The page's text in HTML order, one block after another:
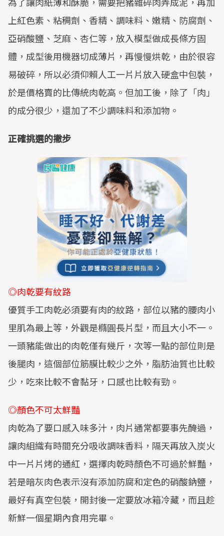
上紅色素、粘稠劑、香精、調味料、嫩精、防腐劑、
亞硝酸鹽、芝麻、杏仁等，放入模型做成長條方固
體，成型後用機器切成薄片，再慢慢烘乾，由於很容
易破碎，所以必須仰賴人工一片片放入硬盒中包裝，
於是價格賣的比傳統肉乾高。但加工後，除了「肉」
的成分很少，還加了不少調味料和添加物。
正確挑選的撇步
◎肉乾要有紋路
優質手工肉乾必須要有肉的紋路，部位以豬的腰肉小
里肌為最上等，外觀是橢圓長片型，而且大小不一。
一頭豬能做出的肉乾僅有幾斤，次等一點的部位則是
後腿肉，這個部位筋膜比較少之外，脂肪油質也比較
少，吃來比較不會黏牙，口感也比較有勁。
◎顏色不可太鮮豔
肉乾為了要口感入味多汁，肉片通常都要事先醃過，
讓肉組織有時間充分吸收調味香料，隔天再放入炭火
中一片片烤的通紅，選擇肉乾時顏色不可過於鮮豔，
若是暗灰肉色表示沒有添加防腐和定色的硝酸鈉鹽，
最好有真空包裝，開封後一定要放冰箱冷藏，而且趁
新鮮一個星期內食用完畢。